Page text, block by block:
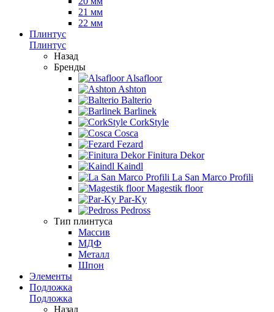
21 мм
22 мм
Плинтус
Плинтус
Назад
Бренды
Alsafloor
Ashton
Balterio
Barlinek
CorkStyle
Cosca
Fezard
Finitura Dekor
Kaindl
La San Marco Profili
Magestik floor
Par-Ky
Pedross
Тип плинтуса
Массив
МДФ
Металл
Шпон
Элементы
Подложка
Подложка
Назад